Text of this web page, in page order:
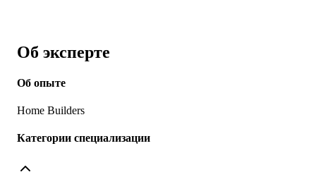
Об эксперте
Об опыте
Home Builders
Категории специализации